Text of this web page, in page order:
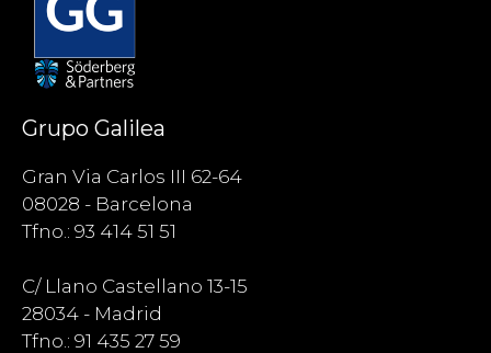
Grupo Galilea
Gran Via Carlos III 62-64
08028 - Barcelona
Tfno.: 93 414 51 51
C/ Llano Castellano 13-15
28034 - Madrid
Tfno.: 91 435 27 59